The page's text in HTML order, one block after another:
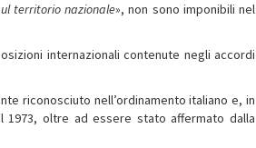
territorio nazionale», non sono imponibili nel
internazionali contenute negli accordi
riconosciuto nell’ordinamento italiano e, in
1973, oltre ad essere stato affermato dalla